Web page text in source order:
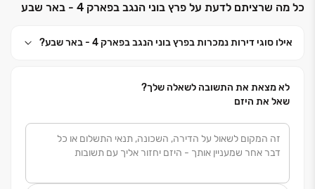
פרץ בוני הנגב
כל מה שרציתם לדעת על פרץ בוני הנגב בפארק 4 - באר שבע
אילו סוגי דירות נמכרות בפרץ בוני הנגב בפארק 4 - באר שבע?
לא מצאת את התשובה לשאלה שלך?
שאל את היזם